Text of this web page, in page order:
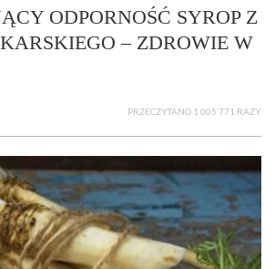
ODPORNOŚĆ SYROP Z
– ZDROWIE W
PRZECZYTANO 1 005 771 RAZY